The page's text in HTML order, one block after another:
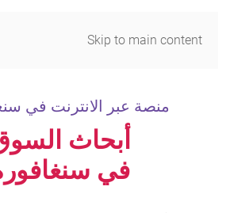
Skip to main content
منصة عبر الانترنت في
أبحاث
في